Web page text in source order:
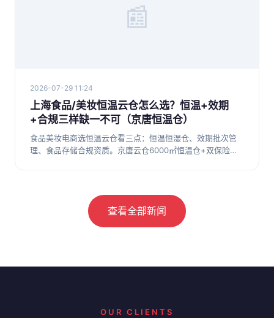
📰
2026-07-29 11:24
上海食品/美妆恒温云仓怎么选？恒温+效期
+合规三样缺一不可（京唐恒温仓）
食品美妆电商选恒温云仓看三点：恒温恒湿仓、效期批次管
理、食品存储合规资质。京唐云仓6000㎡恒温仓+双保险，
查看全部新闻
OUR CLIENTS